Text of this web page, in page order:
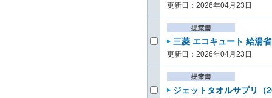
更新日：2026年04月23日
三菱 エコキュート 給湯
更新日：2026年04月23日
ジェットタオルサプリ